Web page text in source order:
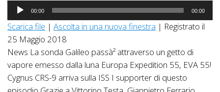
Audio
Player
00:00 00:00
Scarica file | Ascolta in una nuova finestra | Registrato il
25 Maggio 2018
News La sonda Galileo passà² attraverso un getto di
vapore emesso dalla luna Europa Expedition 55, EVA 55!
Cygnus CRS-9 arriva sulla ISS I supporter di questo